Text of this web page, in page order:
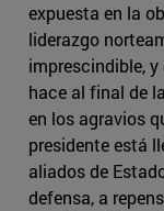
expuesta en la
liderazgo
imprescindible,
hace al final de
en los agravios
presidente está
aliados de
defensa, a